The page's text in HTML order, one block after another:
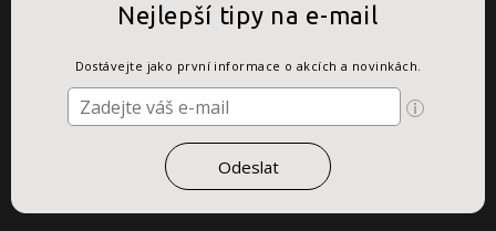
Nejlepší tipy na e-mail
Dostávejte jako první informace o akcích a novinkách.